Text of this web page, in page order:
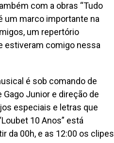
com a obras “Tudo
um marco importante na
um repertório
estiveram comigo nessa
é sob comando de
Junior e direção de
especiais e letras que
10 Anos” está
da 00h, e as 12:00 os clipes